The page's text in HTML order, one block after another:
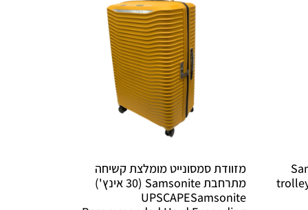
מזוודת סמסונייט מומלצת קשיחה
מתרחבת Samsonite (30 אינץ')
UPSCAPESamsonite